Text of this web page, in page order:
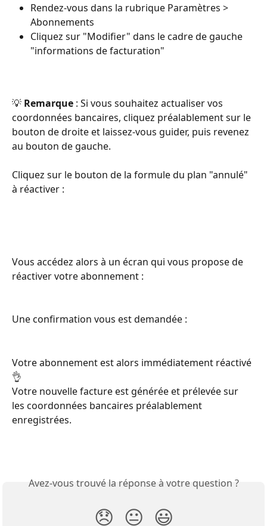
Rendez-vous dans la rubrique Paramètres >
Abonnements
Cliquez sur "Modifier" dans le cadre de gauche
"informations de facturation"
💡 Remarque : Si vous souhaitez actualiser vos
coordonnées bancaires, cliquez préalablement sur le
bouton de droite et laissez-vous guider, puis revenez
au bouton de gauche.
Cliquez sur le bouton de la formule du plan "annulé"
à réactiver :
Vous accédez alors à un écran qui vous propose de
réactiver votre abonnement :
Une confirmation vous est demandée :
Votre abonnement est alors immédiatement réactivé
👌
Votre nouvelle facture est générée et prélevée sur
les coordonnées bancaires préalablement
enregistrées.
Avez-vous trouvé la réponse à votre question ?
😞 😐 😃